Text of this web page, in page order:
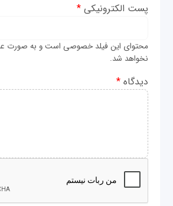
پست الکترونیکی*
محتوای این فیلد خصوصی است و به صورت
نخواهد شد.
دیدگاه*